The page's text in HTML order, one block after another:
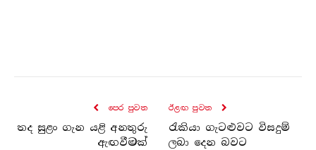
පෙර පුව​ත
තද සුළං ගැන යළි අනතුරු
ඇඟවීමක්
ඊළඟ පුව​ත
රැකියා ගැටළුවට විසදුම්
ලබා දෙන බවට